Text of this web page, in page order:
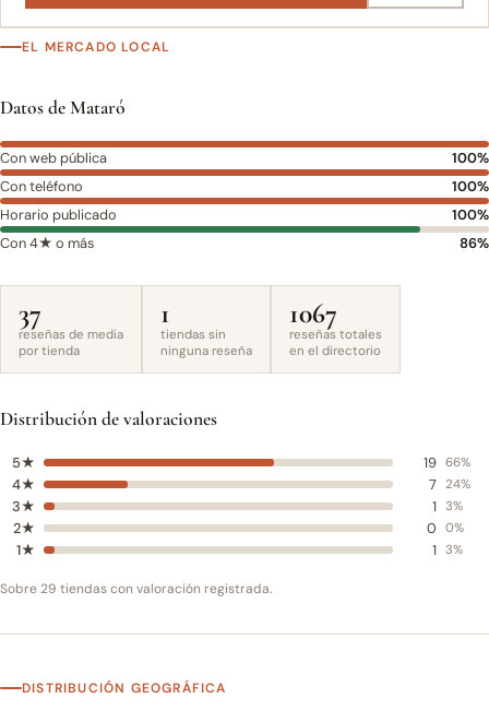
EL MERCADO LOCAL
Datos de Mataró
Con web pública
100%
Con teléfono
100%
Horario publicado
100%
Con 4★ o más
86%
37
reseñas de media
por tienda
1
tiendas sin
ninguna reseña
1067
reseñas totales
en el directorio
Distribución de valoraciones
5★ 19 66%
4★ 7 24%
3★ 1 3%
2★ 0 0%
1★ 1 3%
Sobre 29 tiendas con valoración registrada.
DISTRIBUCIÓN GEOGRÁFICA